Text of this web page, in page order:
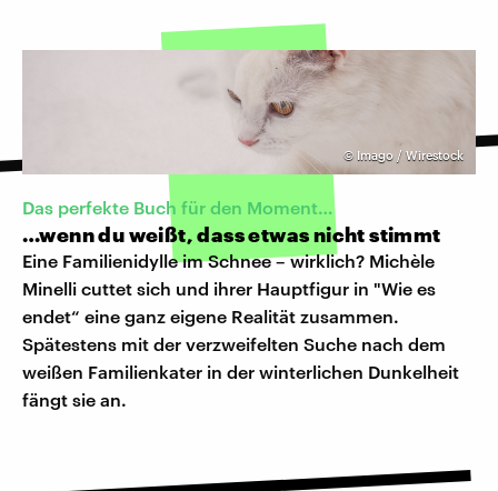
© Imago / Wirestock
Das perfekte Buch für den Moment…
…wenn du weißt, dass etwas nicht stimmt
Eine Familienidylle im Schnee – wirklich? Michèle
Minelli cuttet sich und ihrer Hauptfigur in "Wie es
endet“ eine ganz eigene Realität zusammen.
Spätestens mit der verzweifelten Suche nach dem
weißen Familienkater in der winterlichen Dunkelheit
fängt sie an.